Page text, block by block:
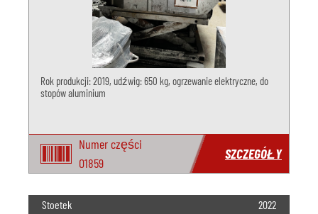
Rok produkcji: 2019, udźwig: 650 kg, ogrzewanie elektryczne, do
stopów aluminium
Numer części
O1859
SZCZEGÓŁY
Stoetek 2022